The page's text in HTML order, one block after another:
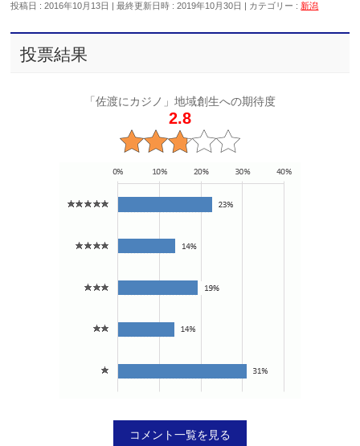
投稿日 : 2016年10月13日 最終更新日時 : 2019年10月30日 カテゴリー : 新潟
投票結果
「佐渡にカジノ」地域創生への期待度
2.8
コメント一覧を見る